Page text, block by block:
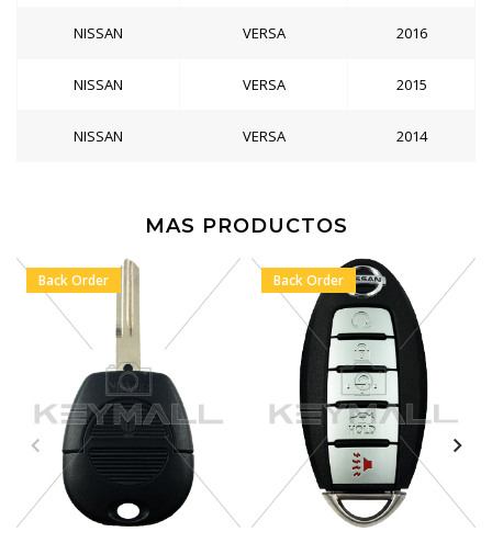
NISSAN VERSA 2016
NISSAN VERSA 2015
NISSAN VERSA 2014
MAS PRODUCTOS
Back Order Back Order